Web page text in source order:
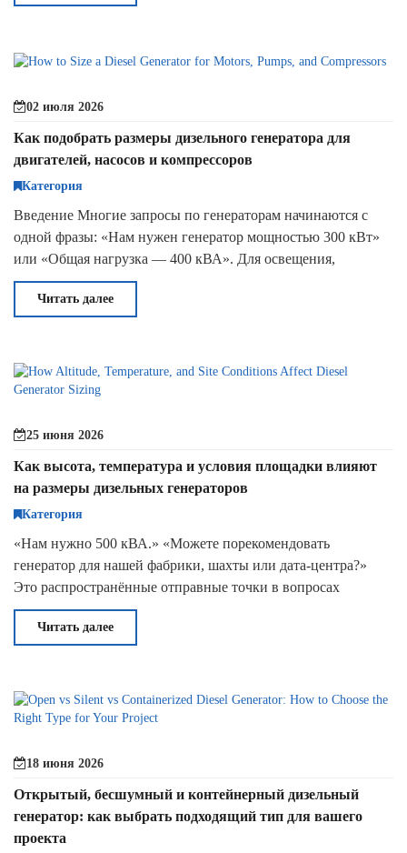
02 июля 2026
Как подобрать размеры дизельного генератора для
двигателей, насосов и компрессоров
Категория
Введение Многие запросы по генераторам начинаются с
одной фразы: «Нам нужен генератор мощностью 300 кВт»
или «Общая нагрузка — 400 кВА». Для освещения,
обогревателей, небольших офисных нагрузок или другого
стабильного оборудования
Читать далее
25 июня 2026
Как высота, температура и условия площадки влияют
на размеры дизельных генераторов
Категория
«Нам нужно 500 кВА.» «Можете порекомендовать
генератор для нашей фабрики, шахты или дата-центра?»
Это распространённые отправные точки в вопросах
дизельных генераторов. Они полезны, но не являются enou
Читать далее
18 июня 2026
Открытый, бесшумный и контейнерный дизельный
генератор: как выбрать подходящий тип для вашего
проекта